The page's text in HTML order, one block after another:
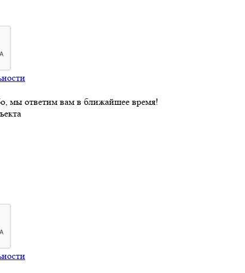
мы ответим вам в ближайшее время!